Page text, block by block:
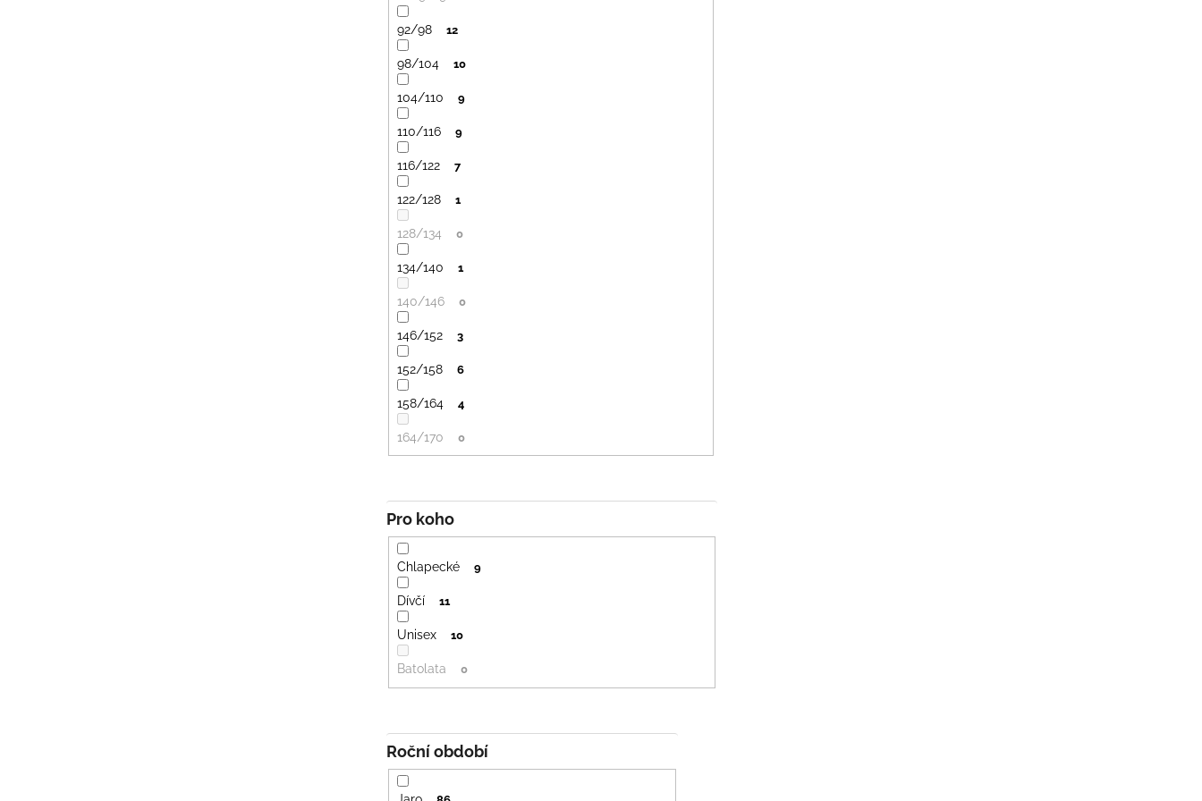
Pro koho
Chlapecké 9
Dívčí 11
Unisex 10
Batolata 0
Roční období
92/98 12
98/104 10
104/110 9
110/116 9
116/122 7
122/128 1
128/134 0
134/140 1
140/146 0
146/152 3
152/158 6
158/164 4
164/170 0